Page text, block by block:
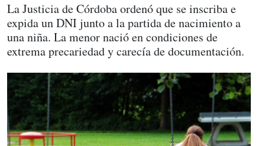
La Justicia de Córdoba ordenó que se inscriba e
expida un DNI junto a la partida de nacimiento a
una niña. La menor nació en condiciones de
extrema precariedad y carecía de documentación.